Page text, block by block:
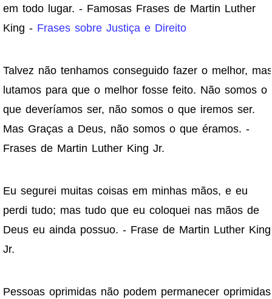
em todo lugar. - Famosas Frases de Martin Luther
King - Frases sobre Justiça e Direito
Talvez não tenhamos conseguido fazer o melhor, mas
lutamos para que o melhor fosse feito. Não somos o
que deveríamos ser, não somos o que iremos ser.
Mas Graças a Deus, não somos o que éramos. -
Frases de Martin Luther King Jr.
Eu segurei muitas coisas em minhas mãos, e eu
perdi tudo; mas tudo que eu coloquei nas mãos de
Deus eu ainda possuo. - Frase de Martin Luther King
Jr.
Pessoas oprimidas não podem permanecer oprimidas